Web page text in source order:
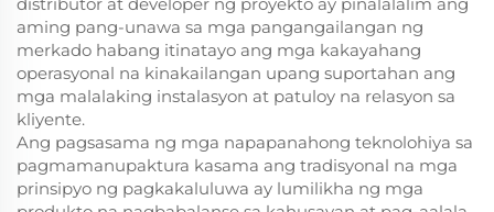
aming pang-unawa sa mga pangangailangan ng
merkado habang itinatayo ang mga kakayahang
operasyonal na kinakailangan upang suportahan ang
mga malalaking instalasyon at patuloy na relasyon sa
kliyente.
Ang pagsasama ng mga napapanahong teknolohiya sa
pagmamanupaktura kasama ang tradisyonal na mga
prinsipyo ng pagkakaluluwa ay lumilikha ng mga